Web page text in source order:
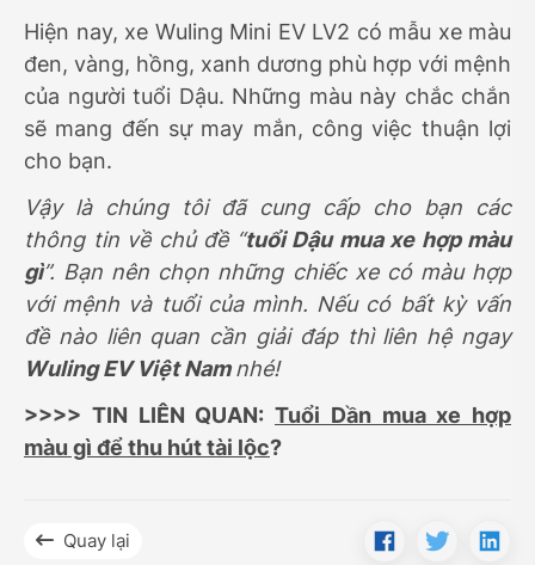
Hiện nay, xe Wuling Mini EV LV2 có mẫu xe màu
đen, vàng, hồng, xanh dương phù hợp với mệnh
của người tuổi Dậu. Những màu này chắc chắn
sẽ mang đến sự may mắn, công việc thuận lợi
cho bạn.
Vậy là chúng tôi đã cung cấp cho bạn các
thông tin về chủ đề “tuổi Dậu mua xe hợp màu
gì”. Bạn nên chọn những chiếc xe có màu hợp
với mệnh và tuổi của mình. Nếu có bất kỳ vấn
đề nào liên quan cần giải đáp thì liên hệ ngay
Wuling EV Việt Namnhé!
>>>> TIN LIÊN QUAN: Tuổi Dần mua xe hợp
màu gì để thu hút tài lộc?
Quay lại